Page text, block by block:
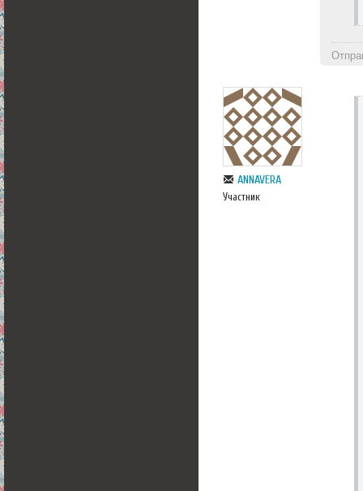
ANNAVERA
Участник